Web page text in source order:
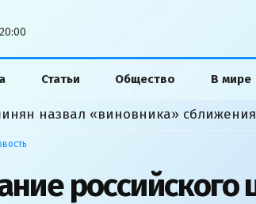
Статьи Общество В мире
назвал «виновника»
российского